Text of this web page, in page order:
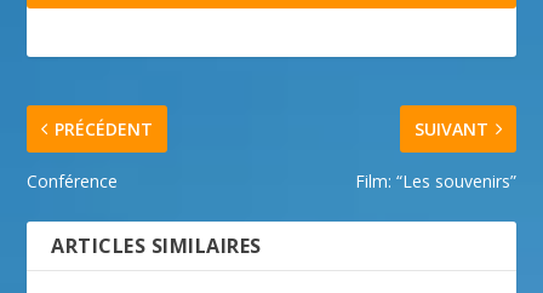
PRÉCÉDENT
Conférence
SUIVANT
Film: “Les souvenirs”
ARTICLES SIMILAIRES